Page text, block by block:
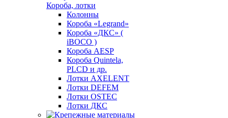
Короба, лотки
Колонны
Короба «Legrand»
Короба «ДКС» (
iBOCO )
Короба AESP
Короба Quintela,
PLCD и др.
Лотки AXELENT
Лотки DEFEM
Лотки OSTEC
Лотки ДКС